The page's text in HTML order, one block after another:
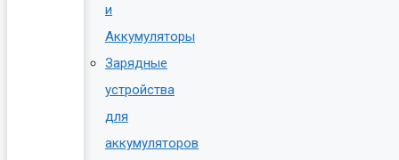
и
Аккумуляторы
Зарядные
устройства
для
аккумуляторов